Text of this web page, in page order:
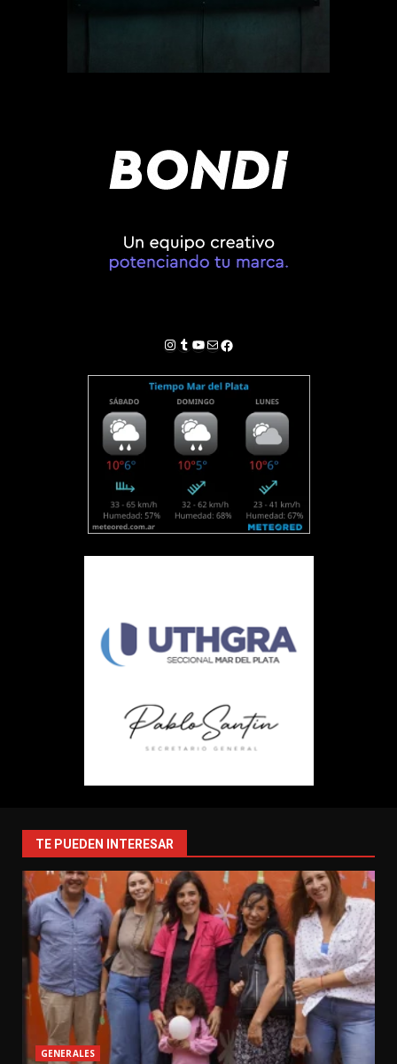
Instagram
Tumblr
YouTube
Correo electrónico
Facebook
TE PUEDEN INTERESAR
GENERALES